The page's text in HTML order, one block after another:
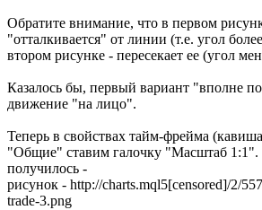
Обратите внимание, что в первом
"отталкивается" от линии (т.е. угол
втором рисунке - пересекает ее (угол
Казалось бы, первый вариант "вполне
движение "на лицо".
Теперь в свойствах тайм-фрейма
"Общие" ставим галочку "Масштаб
получилось -
рисунок - http://charts.mql5[censored]/2/
trade-3.png